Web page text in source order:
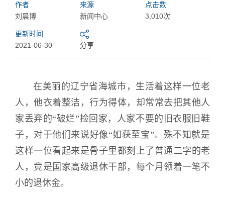
作者
刘晨博
来源
新闻中心
点击数
3,010次
更新时间
2021-06-30
分享
在美丽的辽宁省海城市，生活着这样一位老
人，他衣着整洁，行为得体，却常常去把其他人
家丢弃的“破烂”捡回家，人家不要的旧衣服旧鞋
子，对于他们来说好像“如获至宝”。殊不知就是
这样一位看起来是骨子里都刻上了普通二字的老
人，竟是国家高级退休干部，每个月领着一笔不
小的退休金。